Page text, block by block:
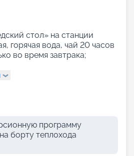
стол» на станции
горячая вода, чай 20 часов
во время завтрака;
программу
борту теплохода